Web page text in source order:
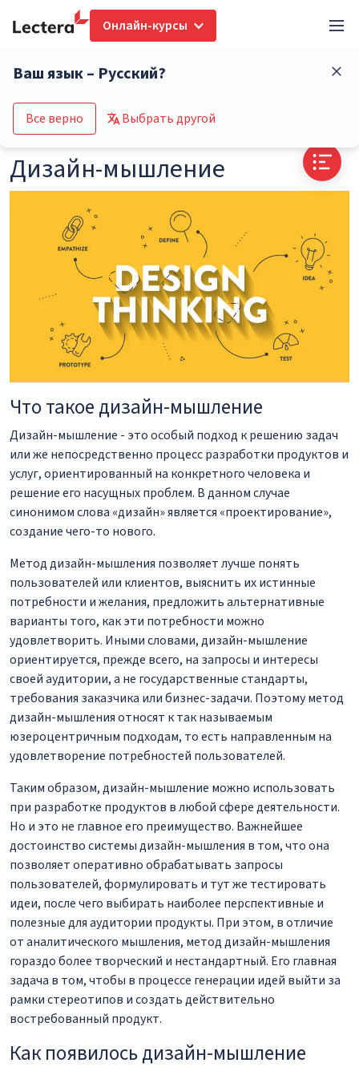
Онлайн-курсы
Ваш язык – Русский?
Все верно Выбрать другой
Перейти в каталог курсов
Дизайн-мышление
Что такое дизайн-мышление
Дизайн-мышление - это особый подход к решению задач
или же непосредственно процесс разработки продуктов и
услуг, ориентированный на конкретного человека и
решение его насущных проблем. В данном случае
синонимом слова «дизайн» является «проектирование»,
создание чего-то нового.
Метод дизайн-мышления позволяет лучше понять
пользователей или клиентов, выяснить их истинные
потребности и желания, предложить альтернативные
варианты того, как эти потребности можно
удовлетворить. Иными словами, дизайн-мышление
ориентируется, прежде всего, на запросы и интересы
своей аудитории, а не государственные стандарты,
требования заказчика или бизнес-задачи. Поэтому метод
дизайн-мышления относят к так называемым
юзероцентричным подходам, то есть направленным на
удовлетворение потребностей пользователей.
Таким образом, дизайн-мышление можно использовать
при разработке продуктов в любой сфере деятельности.
Но и это не главное его преимущество. Важнейшее
достоинство системы дизайн-мышления в том, что она
позволяет оперативно обрабатывать запросы
пользователей, формулировать и тут же тестировать
идеи, после чего выбирать наиболее перспективные и
полезные для аудитории продукты. При этом, в отличие
от аналитического мышления, метод дизайн-мышления
гораздо более творческий и нестандартный. Его главная
задача в том, чтобы в процессе генерации идей выйти за
рамки стереотипов и создать действительно
востребованный продукт.
Как появилось дизайн-мышление